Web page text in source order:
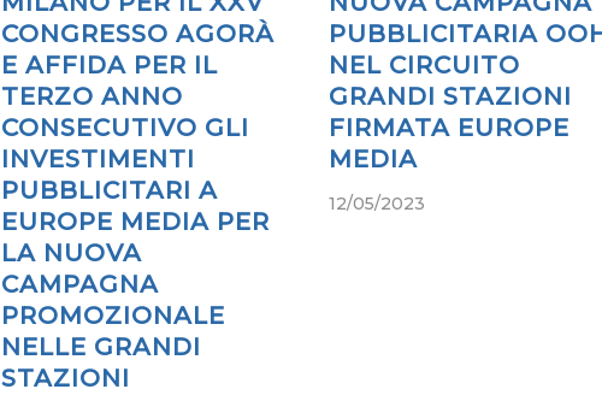
CONGRESSO AGORÀ
E AFFIDA PER IL
TERZO ANNO
CONSECUTIVO GLI
INVESTIMENTI
PUBBLICITARI A
EUROPE MEDIA PER
LA NUOVA
CAMPAGNA
PROMOZIONALE
NELLE GRANDI
STAZIONI
PUBBLICITARIA
NEL CIRCUITO
GRANDI STAZIONI
FIRMATA EUROPE
MEDIA
12/05/2023